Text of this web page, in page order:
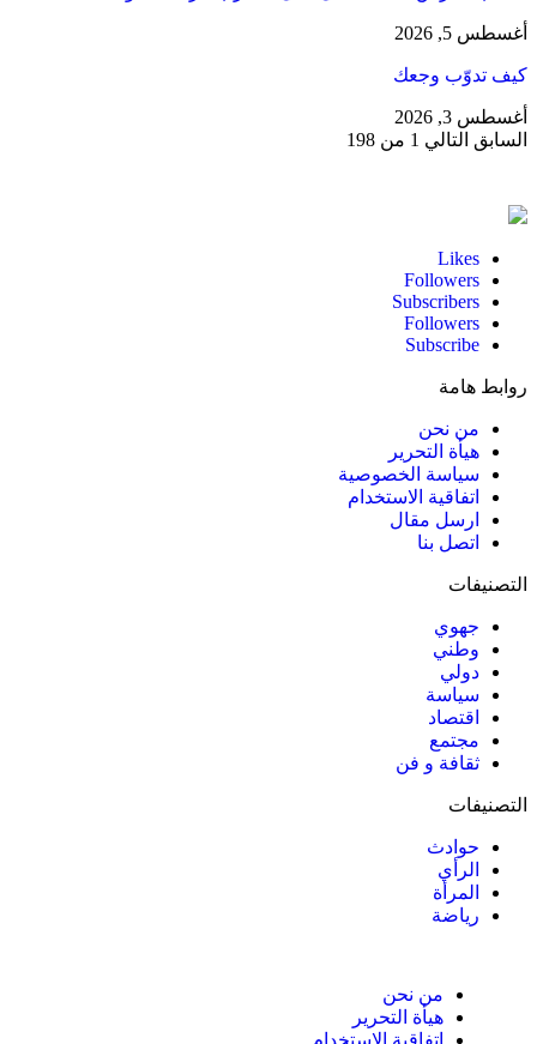
أغسطس 5, 2026
كيف تدوّب وجعك
أغسطس 3, 2026
السابق التالي 1 من 198
Likes
Followers
Subscribers
Followers
Subscribe
روابط هامة
من نحن
هيأة التحرير
سياسة الخصوصية
اتفاقية الاستخدام
ارسل مقال
اتصل بنا
التصنيفات
جهوي
وطني
دولي
سياسة
اقتصاد
مجتمع
ثقافة و فن
التصنيفات
حوادث
الرأي
المرأة
رياضة
من نحن
هيأة التحرير
اتفاقية الاستخدام